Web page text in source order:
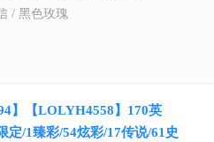
/ 黑色玫瑰
】【LOLYH4558】170英
定/1臻彩/54炫彩/17传说/61史